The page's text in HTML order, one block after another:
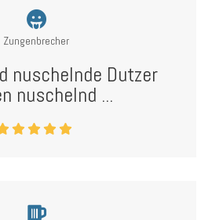
Zungenbrecher
nuschelnde Dutzer
nuschelnd ...